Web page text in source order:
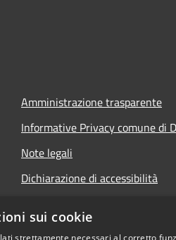
Amministrazione trasparente
Informative Privacy comune di
Note legali
Dichiarazione di accessibilità
sui cookie
strettamente necessari al corretto